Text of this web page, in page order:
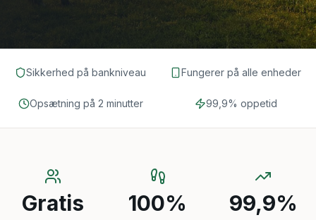
Sikkerhed på bankniveau Fungerer på alle enheder
Opsætning på 2 minutter 99,9% oppetid
Gratis 100% 99,9%